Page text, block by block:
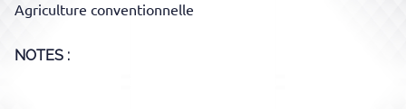
Agriculture conventionnelle
NOTES :